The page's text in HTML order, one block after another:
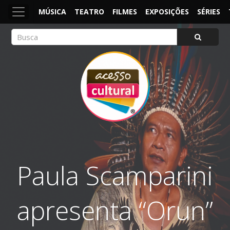
MÚSICA TEATRO FILMES EXPOSIÇÕES SÉRIES
ACESSO CULTURAL
Arte, Cultura Pop e Entretenimento
Paula Scamparini
apresenta “Orun”